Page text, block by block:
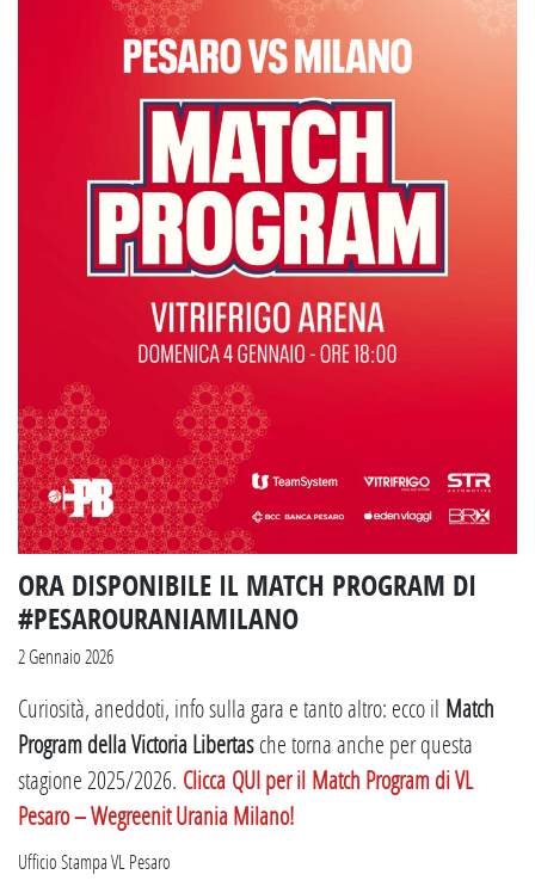
ORA DISPONIBILE IL MATCH PROGRAM DI
#PESAROURANIAMILANO
2 Gennaio 2026
Curiosità, aneddoti, info sulla gara e tanto altro: ecco il Match
Program della Victoria Libertasche torna anche per questa
stagione 2025/2026. Clicca QUI per il Match Program di VL
Pesaro – Wegreenit Urania Milano!
Ufficio Stampa VL Pesaro